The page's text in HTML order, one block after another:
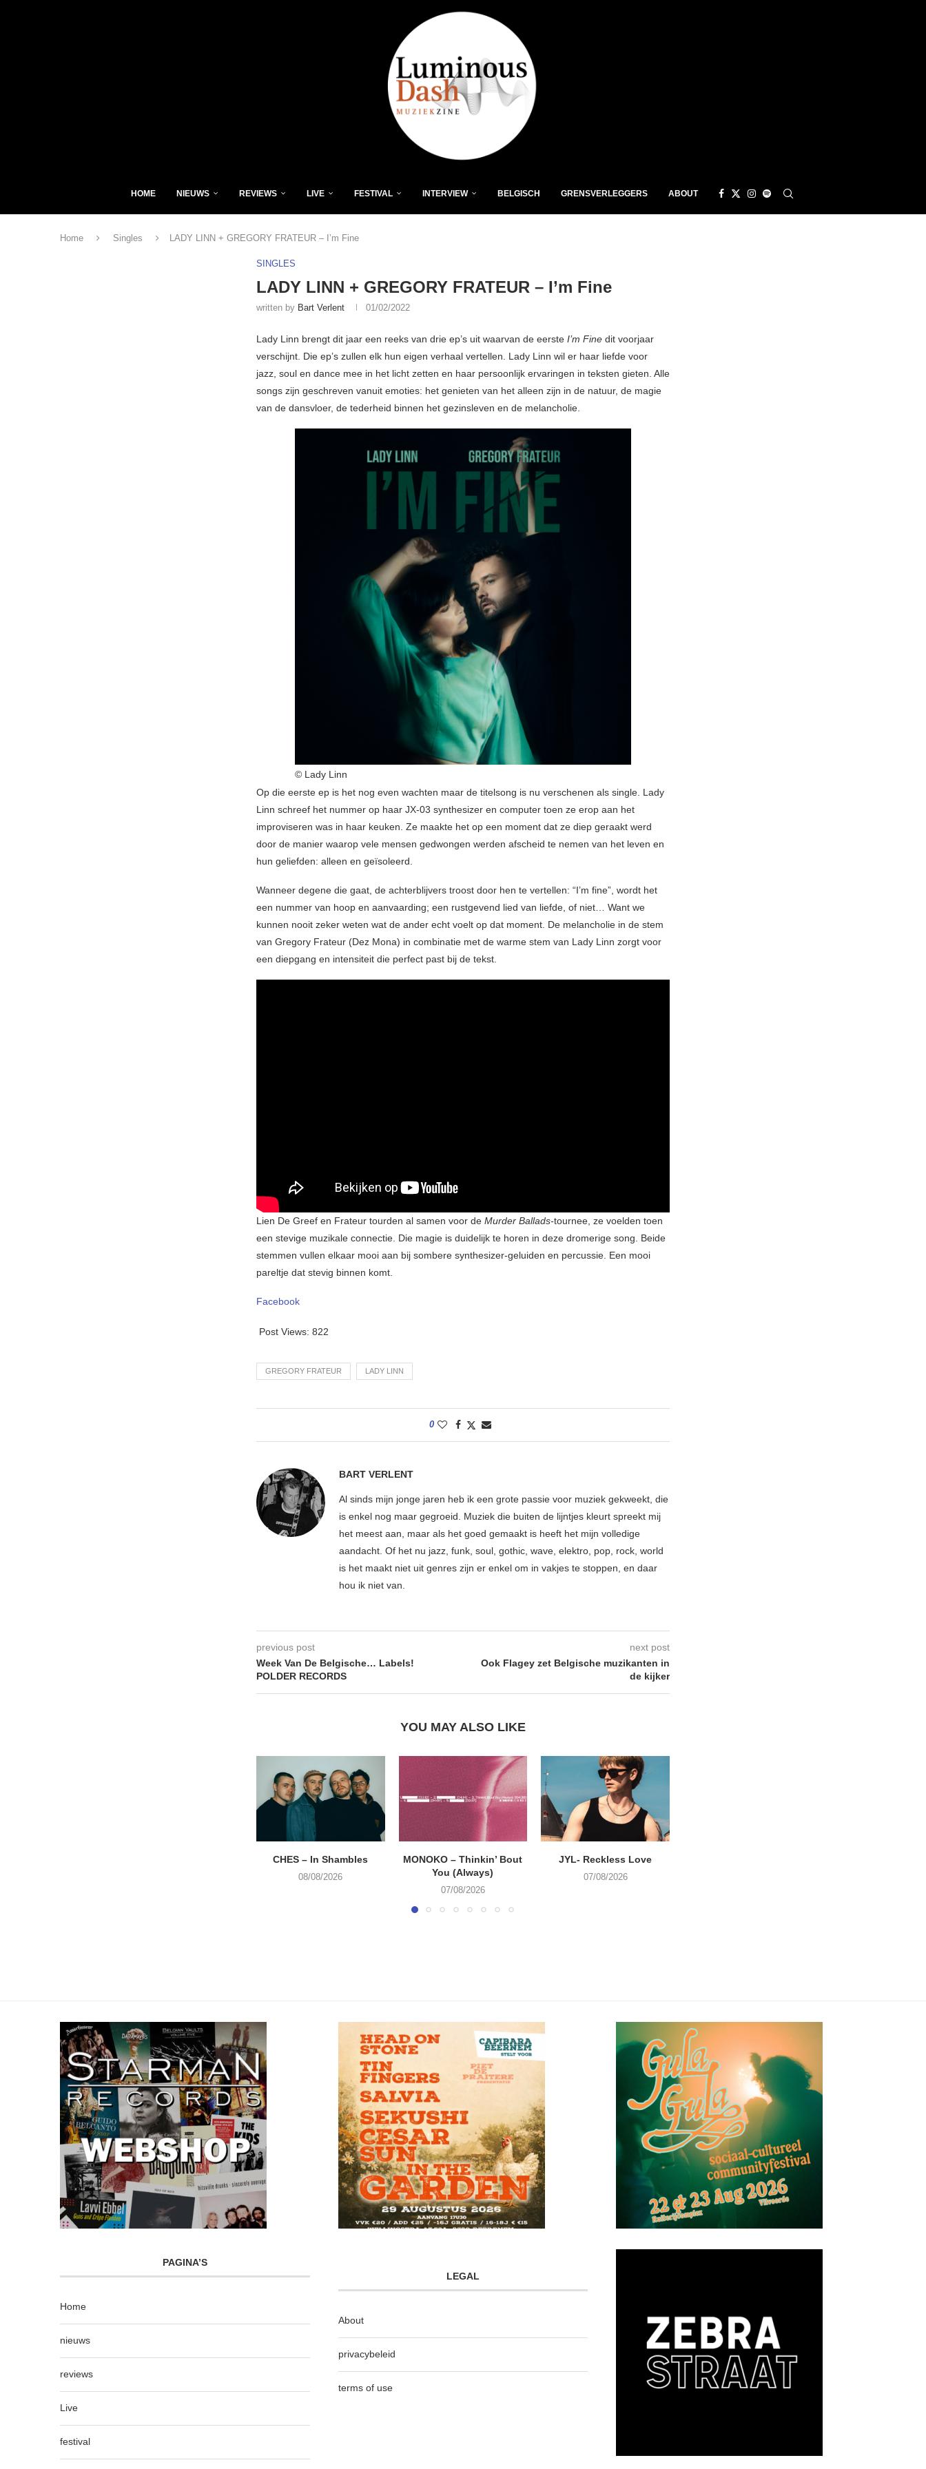
HOME NIEUWS REVIEWS LIVE FESTIVAL INTERVIEW BELGISCH GRENSVERLEGGERS ABOUT
Home Singles LADY LINN + GREGORY FRATEUR – I’m Fine
SINGLES
LADY LINN + GREGORY FRATEUR – I’m Fine
written by Bart Verlent 01/02/2022
Lady Linn brengt dit jaar een reeks van drie ep’s uit waarvan de eerste I’m Fine dit voorjaar
verschijnt. Die ep’s zullen elk hun eigen verhaal vertellen. Lady Linn wil er haar liefde voor
jazz, soul en dance mee in het licht zetten en haar persoonlijk ervaringen in teksten gieten. Alle
songs zijn geschreven vanuit emoties: het genieten van het alleen zijn in de natuur, de magie
van de dansvloer, de tederheid binnen het gezinsleven en de melancholie.
© Lady Linn
Op die eerste ep is het nog even wachten maar de titelsong is nu verschenen als single. Lady
Linn schreef het nummer op haar JX-03 synthesizer en computer toen ze erop aan het
improviseren was in haar keuken. Ze maakte het op een moment dat ze diep geraakt werd
door de manier waarop vele mensen gedwongen werden afscheid te nemen van het leven en
hun geliefden: alleen en geïsoleerd.
Wanneer degene die gaat, de achterblijvers troost door hen te vertellen: “I’m fine”, wordt het
een nummer van hoop en aanvaarding; een rustgevend lied van liefde, of niet… Want we
kunnen nooit zeker weten wat de ander echt voelt op dat moment. De melancholie in de stem
van Gregory Frateur (Dez Mona) in combinatie met de warme stem van Lady Linn zorgt voor
een diepgang en intensiteit die perfect past bij de tekst.
Lien De Greef en Frateur tourden al samen voor de Murder Ballads-tournee, ze voelden toen
een stevige muzikale connectie. Die magie is duidelijk te horen in deze dromerige song. Beide
stemmen vullen elkaar mooi aan bij sombere synthesizer-geluiden en percussie. Een mooi
pareltje dat stevig binnen komt.
Facebook
Post Views: 822
GREGORY FRATEUR LADY LINN
0
BART VERLENT
Al sinds mijn jonge jaren heb ik een grote passie voor muziek gekweekt, die
is enkel nog maar gegroeid. Muziek die buiten de lijntjes kleurt spreekt mij
het meest aan, maar als het goed gemaakt is heeft het mijn volledige
aandacht. Of het nu jazz, funk, soul, gothic, wave, elektro, pop, rock, world
is het maakt niet uit genres zijn er enkel om in vakjes te stoppen, en daar
hou ik niet van.
previous post
Week Van De Belgische… Labels!
POLDER RECORDS
next post
Ook Flagey zet Belgische muzikanten in
de kijker
YOU MAY ALSO LIKE
CHES – In Shambles
08/08/2026
MONOKO – Thinkin’ Bout
You (Always)
07/08/2026
JYL- Reckless Love
07/08/2026
PAGINA’S
Home
nieuws
reviews
Live
festival
LEGAL
About
privacybeleid
terms of use